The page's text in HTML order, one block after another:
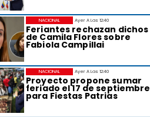
Ayer A Las 12:40
Feriantes rechazan dichos
de Camila Flores sobre
Fabiola Campillai
NACIONAL
Ayer A Las 12:40
Proyecto propone sumar
feriado el 17 de septiembre
para Fiestas Patrias
NACIONAL